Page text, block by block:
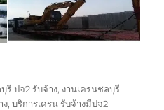
รี ปจ2 รับจ้าง, งานเครนชลบุรี
ง,บริการเครน รับจ้างมีปจ2